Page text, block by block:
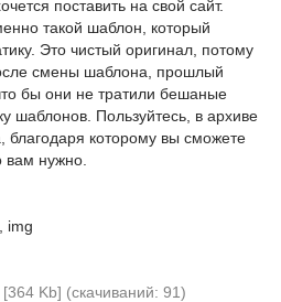
поставить на свой сайт.
такой шаблон, который
Это чистый оригинал, потому
смены шаблона, прошлый
бы они не тратили бешаные
шаблонов. Пользуйтесь, в архиве
благодаря которому вы сможете
вам нужно.
img
[364 Kb] (cкачиваний: 91)